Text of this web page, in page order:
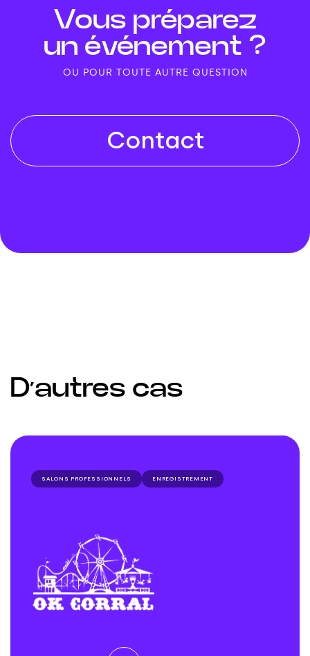
Vous préparez
un événement ?
OU POUR TOUTE AUTRE QUESTION
Contact
D’autres cas
SALONS PROFESSIONNELS ENREGISTREMENT